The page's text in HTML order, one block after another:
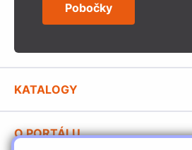
Pobočky
KATALOGY
Stavební katalog Häfele
O PORTÁLU